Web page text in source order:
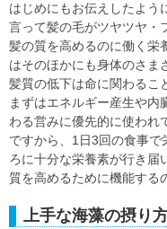
はじめにもお伝えしたよう
言って髪の毛がツヤツヤ・
髪の質を高めるのに働く栄
はそのほかにも身体のさま
髪質の低下は命に関わるこ
まずはエネルギー産生や内
わる営みに優先的に使われ
ですから、1日3回の食事で
ろに十分な栄養素が行き届
質を高めるために機能する
上手な海藻の摂り